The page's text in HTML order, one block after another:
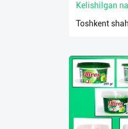
Kelishilgan
Toshkent